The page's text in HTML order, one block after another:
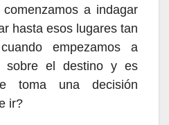
a indagar
hasta esos lugares tan
empezamos a
sobre el destino y es
toma una decisión
ir?